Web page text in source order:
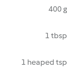
400 g
1 tbsp
1 heaped tsp